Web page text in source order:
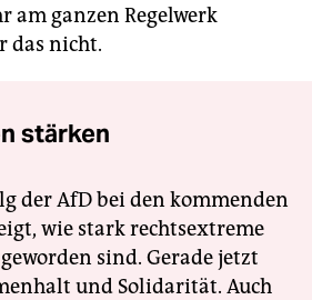
am ganzen Regelwerk
das nicht.
stärken
der AfD bei den kommenden
wie stark rechtsextreme
sind. Gerade jetzt
und Solidarität. Auch